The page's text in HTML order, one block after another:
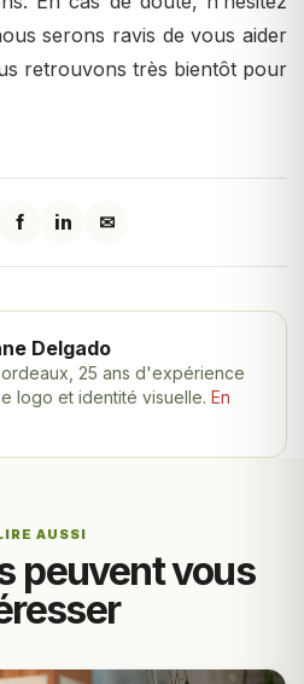
serons ravis de vous aider
retrouvons très bientôt pour
f in ✉
Delgado
25 ans d'expérience
logo et identité visuelle. En
AUSSI
peuvent vous